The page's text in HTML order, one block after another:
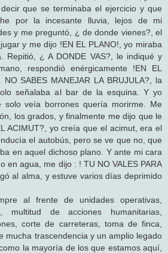
que se terminaba el ejercicio y que
por la incesante lluvia, lejos de mi
y me preguntó, ¿ de donde vienes?, el
y me dijo !EN EL PLANO!, yo miraba
Repitió, ¿ A DONDE VAS?, le indiqué y
respondió enérgicamente !EN EL
SABES MANEJAR LA BRUJULA?, la
señalaba al bar de la esquina. Y yo
solo veía borrones quería morirme. Me
los grados, y finalmente me dijo que le
ACIMUT?, yo creía que el acimut, era el
el autobús, pero se ve que no, que
en aquel dichoso plano. Y ante mi cara
en agua, me dijo : ! TU NO VALES PARA
al alma, y estuve varios días deprimido
al frente de unidades operativas,
multitud de acciones humanitarias,
corte de carreteras, toma de finca,
mucha trascendencia y un amplio legado
la mayoría de los que estamos aquí,